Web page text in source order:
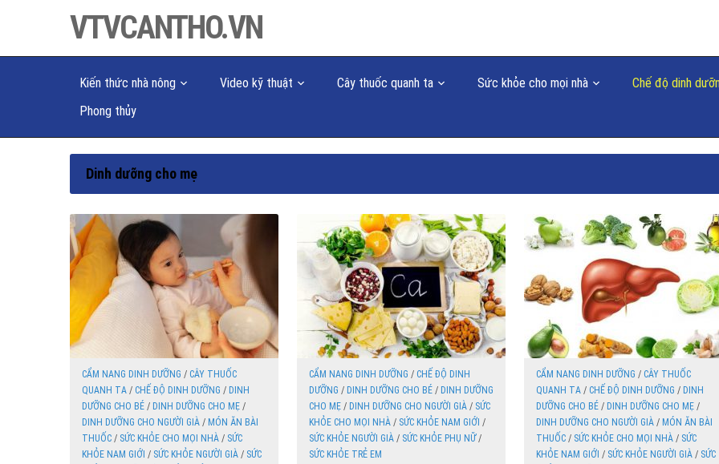
VTVCANTHO.VN
Kiến thức nhà nông Video kỹ thuật Cây thuốc quanh ta Sức khỏe cho mọi nhà
Chế độ dinh
Phong thủy
Dinh dưỡng cho mẹ
CẨM NANG DINH DƯỠNG / CÂY THUỐC
QUANH TA / CHẾ ĐỘ DINH DƯỠNG / DINH
DƯỠNG CHO BÉ / DINH DƯỠNG CHO MẸ /
DINH DƯỠNG CHO NGƯỜI GIÀ / MÓN ĂN BÀI
THUỐC / SỨC KHỎE CHO MỌI NHÀ / SỨC
KHỎE NAM GIỚI / SỨC KHỎE NGƯỜI GIÀ / SỨC
CẨM NANG DINH DƯỠNG / CHẾ ĐỘ DINH
DƯỠNG / DINH DƯỠNG CHO BÉ / DINH DƯỠNG
CHO MẸ / DINH DƯỠNG CHO NGƯỜI GIÀ / SỨC
KHỎE CHO MỌI NHÀ / SỨC KHỎE NAM GIỚI /
SỨC KHỎE NGƯỜI GIÀ / SỨC KHỎE PHỤ NỮ/
SỨC KHỎE TRẺ EM
CẨM NANG DINH DƯỠNG / CÂY THUỐC
QUANH TA / CHẾ ĐỘ DINH DƯỠNG / DINH
DƯỠNG CHO BÉ / DINH DƯỠNG CHO MẸ /
DINH DƯỠNG CHO NGƯỜI GIÀ / MÓN ĂN BÀI
THUỐC / SỨC KHỎE CHO MỌI NHÀ / SỨC
KHỎE NAM GIỚI / SỨC KHỎE NGƯỜI GIÀ / SỨC